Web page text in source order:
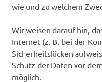
wie und zu welchem
Wir weisen darauf hin,
Internet (z. B. bei der
Sicherheitslücken
Schutz der Daten vor
möglich.